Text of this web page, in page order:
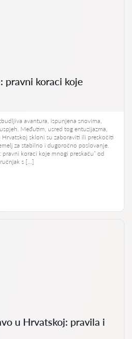
pravni koraci koje
avantura, ispunjena snovima,
Međutim, usred tog entuzijazma,
skloni su zaboraviti ili preskočiti
za stabilno i dugoročno poslovanje.
koraci koje mnogi preskaču” od
s […]
u Hrvatskoj: pravila i